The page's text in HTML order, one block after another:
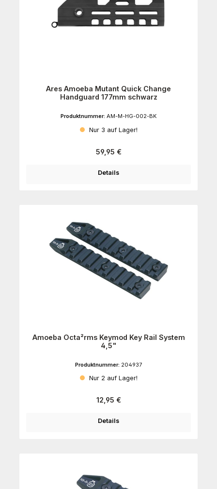
Ares Amoeba Mutant Quick Change
Handguard 177mm schwarz
Produktnummer: AM-M-HG-002-BK
Nur 3 auf Lager!
Regulärer Preis:
59,95 €
Details
Amoeba Octa²rms Keymod Key Rail System
4,5"
Produktnummer: 204937
Nur 2 auf Lager!
Regulärer Preis:
12,95 €
Details